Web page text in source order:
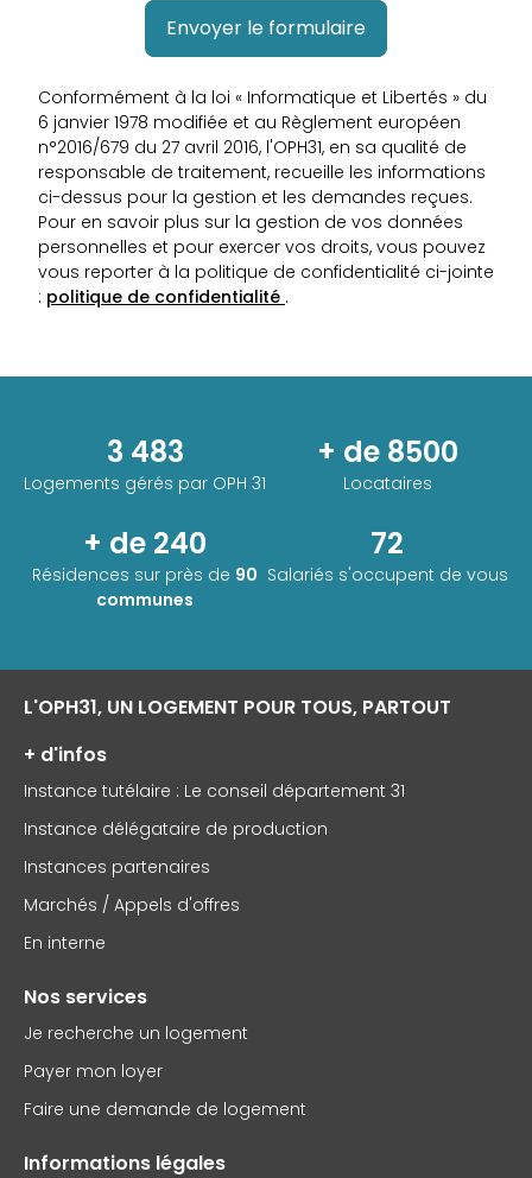
Envoyer le formulaire
Conformément à la loi « Informatique et Libertés » du
6 janvier 1978 modifiée et au Règlement européen
n°2016/679 du 27 avril 2016, l'OPH31, en sa qualité de
responsable de traitement, recueille les informations
ci-dessus pour la gestion et les demandes reçues.
Pour en savoir plus sur la gestion de vos données
personnelles et pour exercer vos droits, vous pouvez
vous reporter à la politique de confidentialité ci-jointe
: politique de confidentialité .
3 483
Logements gérés par OPH 31
+ de 8500
Locataires
+ de 240
Résidences sur près de 90
communes
72
Salariés s'occupent de vous
L'OPH31, UN LOGEMENT POUR TOUS, PARTOUT
+ d'infos
Instance tutélaire : Le conseil département 31
Instance délégataire de production
Instances partenaires
Marchés / Appels d'offres
En interne
Nos services
Je recherche un logement
Payer mon loyer
Faire une demande de logement
Informations légales